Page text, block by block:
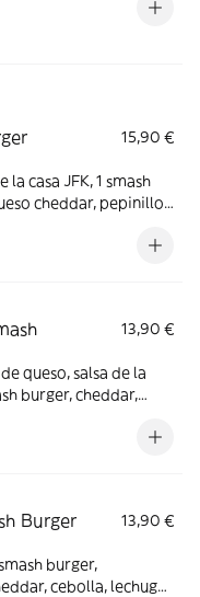
15,90 €
la casa JFK, 1 smash
cheddar, pepinillos
13,90 €
queso, salsa de la
burger, cheddar,
Burger 13,90 €
burger,
cebolla, lechuga